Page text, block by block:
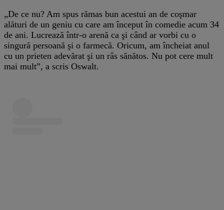
„De ce nu? Am spus rămas bun acestui an de coşmar
alături de un geniu cu care am început în comedie acum 34
de ani. Lucrează într-o arenă ca şi când ar vorbi cu o
singură persoană şi o farmecă. Oricum, am încheiat anul
cu un prieten adevărat şi un râs sănătos. Nu pot cere mult
mai mult”, a scris Oswalt.